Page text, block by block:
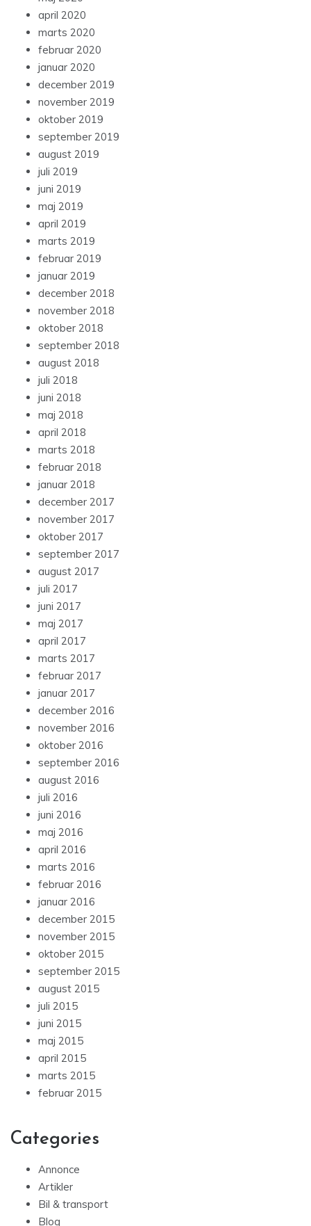
april 2020
marts 2020
februar 2020
januar 2020
december 2019
november 2019
oktober 2019
september 2019
august 2019
juli 2019
juni 2019
maj 2019
april 2019
marts 2019
februar 2019
januar 2019
december 2018
november 2018
oktober 2018
september 2018
august 2018
juli 2018
juni 2018
maj 2018
april 2018
marts 2018
februar 2018
januar 2018
december 2017
november 2017
oktober 2017
september 2017
august 2017
juli 2017
juni 2017
maj 2017
april 2017
marts 2017
februar 2017
januar 2017
december 2016
november 2016
oktober 2016
september 2016
august 2016
juli 2016
juni 2016
maj 2016
april 2016
marts 2016
februar 2016
januar 2016
december 2015
november 2015
oktober 2015
september 2015
august 2015
juli 2015
juni 2015
maj 2015
april 2015
marts 2015
februar 2015
Categories
Annonce
Artikler
Bil & transport
Blog